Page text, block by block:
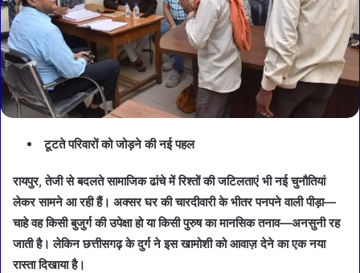
टूटते परिवारों को जोड़ने की नई पहल
रायपुर, तेजी से बदलते सामाजिक ढांचे में रिश्तों की जटिलताएं भी नई चुनौतियां
लेकर सामने आ रही हैं। अक्सर घर की चारदीवारी के भीतर पनपने वाली पीड़ा—
चाहे वह किसी बुजुर्ग की उपेक्षा हो या किसी पुरुष का मानसिक तनाव—अनसुनी रह
जाती है। लेकिन छत्तीसगढ़ के दुर्ग ने इस खामोशी को आवाज़ देने का एक नया
रास्ता दिखाया है।